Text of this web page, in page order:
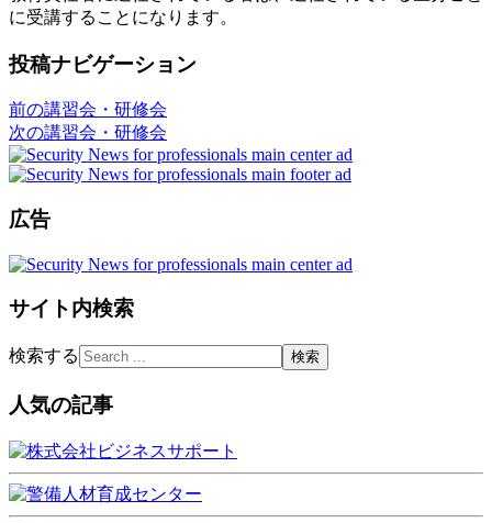
に受講することになります。
投稿ナビゲーション
前の講習会・研修会
次の講習会・研修会
広告
サイト内検索
検索する
人気の記事